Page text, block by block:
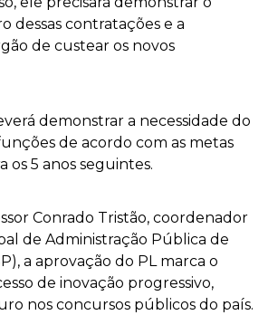
dessas contratações e a
de custear os novos
demonstrar a necessidade do
de acordo com as metas
os 5 anos seguintes.
Conrado Tristão, coordenador
de Administração Pública de
a aprovação do PL marca o
de inovação progressivo,
nos concursos públicos do país.